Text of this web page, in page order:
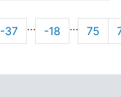
Page
-37 … Page
-18 … Page
75